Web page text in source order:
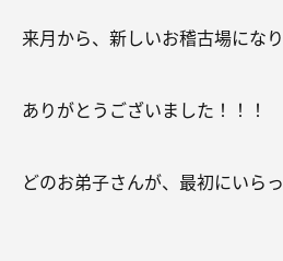
来月から、新しいお稽古場になり
ありがとうございました！！！
どのお弟子さんが、最初にいら